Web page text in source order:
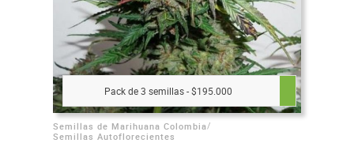
Pack de 3 semillas - $195.000
Semillas de Marihuana Colombia /
Semillas Autoflorecientes